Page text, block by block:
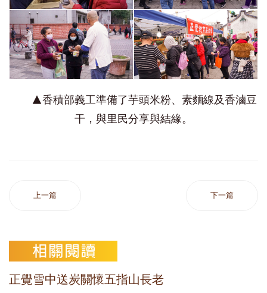
▲香積部義工準備了芋頭米粉、素麵線及香滷豆
干，與里民分享與結緣。
上一篇 下一篇
正覺雪中送炭關懷五指山長老